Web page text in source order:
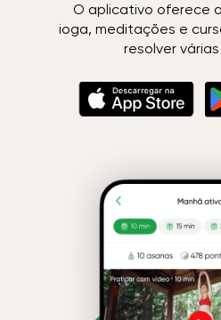
O aplicativo oferece
ioga, meditações e
resolver